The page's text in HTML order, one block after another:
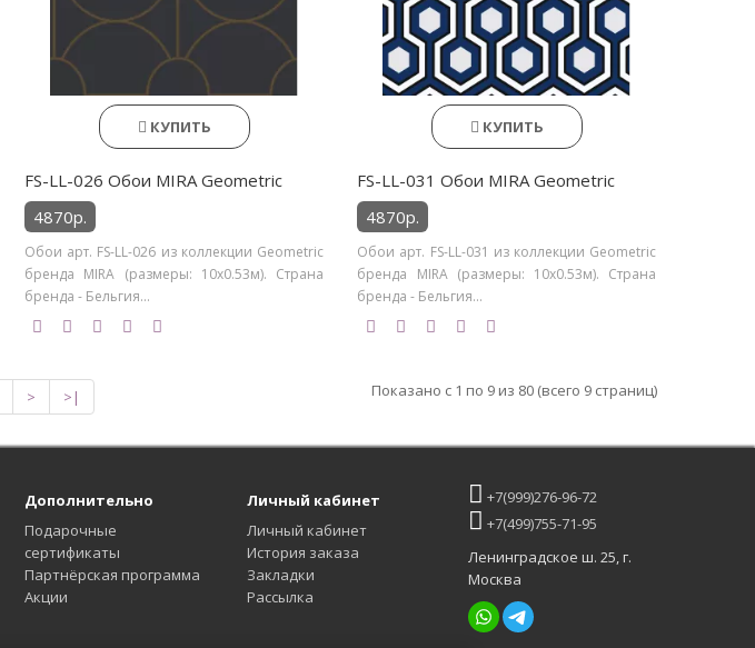
КУПИТЬ
FS-LL-026 Обои MIRA Geometric
4870р.
Обои арт. FS-LL-026 из коллекции Geometric
бренда MIRA (размеры: 10х0.53м). Страна
бренда - Бельгия...
КУПИТЬ
FS-LL-031 Обои MIRA Geometric
4870р.
Обои арт. FS-LL-031 из коллекции Geometric
бренда MIRA (размеры: 10х0.53м). Страна
бренда - Бельгия...
> >| Показано с 1 по 9 из 80 (всего 9 страниц)
Дополнительно
Подарочные
сертификаты
Партнёрская программа
Акции
Личный кабинет
Личный кабинет
История заказа
Закладки
Рассылка
+7(999)276-96-72
+7(499)755-71-95
Ленинградское ш. 25, г.
Москва